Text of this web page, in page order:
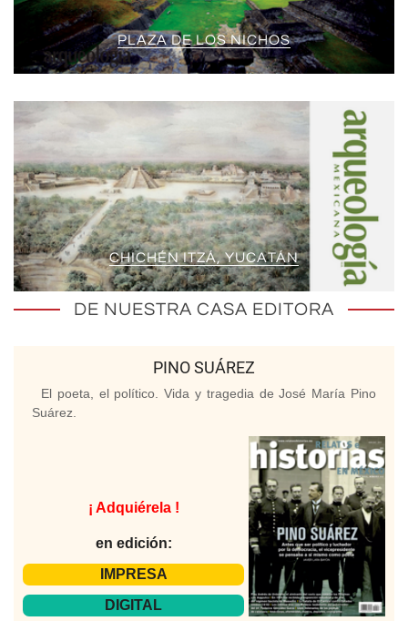
PLAZA DE LOS NICHOS
CHICHÉN ITZÁ, YUCATÁN
DE NUESTRA CASA EDITORA
PINO SUÁREZ
El poeta, el político. Vida y tragedia de José María Pino
Suárez.
¡ Adquiérela !
en edición:
IMPRESA
DIGITAL